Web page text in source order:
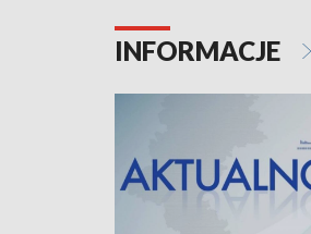
INFORMACJE